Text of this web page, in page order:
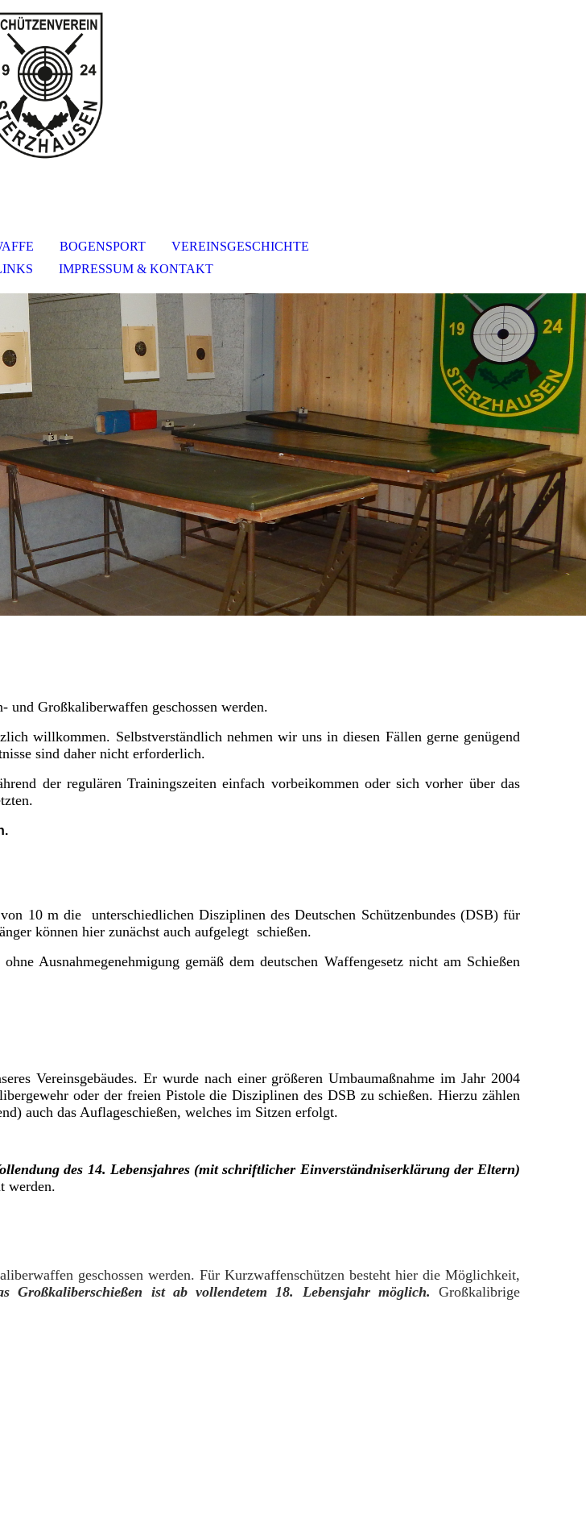
BOGENSPORT
VEREINSGESCHICHTE
IMPRESSUM & KONTAKT
Großkaliberwaffen geschossen werden.
willkommen. Selbstverständlich nehmen wir uns in diesen Fällen gerne genügend
sind daher nicht erforderlich.
der regulären Trainingszeiten einfach vorbeikommen oder sich vorher über das
10 m die unterschiedlichen Disziplinen des Deutschen Schützenbundes (DSB) für
können hier zunächst auch aufgelegt schießen.
Ausnahmegenehmigung gemäß dem deutschen Waffengesetz nicht am Schießen
Vereinsgebäudes. Er wurde nach einer größeren Umbaumaßnahme im Jahr 2004
oder der freien Pistole die Disziplinen des DSB zu schießen. Hierzu zählen
auch das Auflageschießen, welches im Sitzen erfolgt.
des 14. Lebensjahres (mit schriftlicher Einverständniserklärung der Eltern)
werden.
geschossen werden. Für Kurzwaffenschützen besteht hier die Möglichkeit,
Großkaliberschießen ist ab vollendetem 18. Lebensjahr möglich. Großkalibrige